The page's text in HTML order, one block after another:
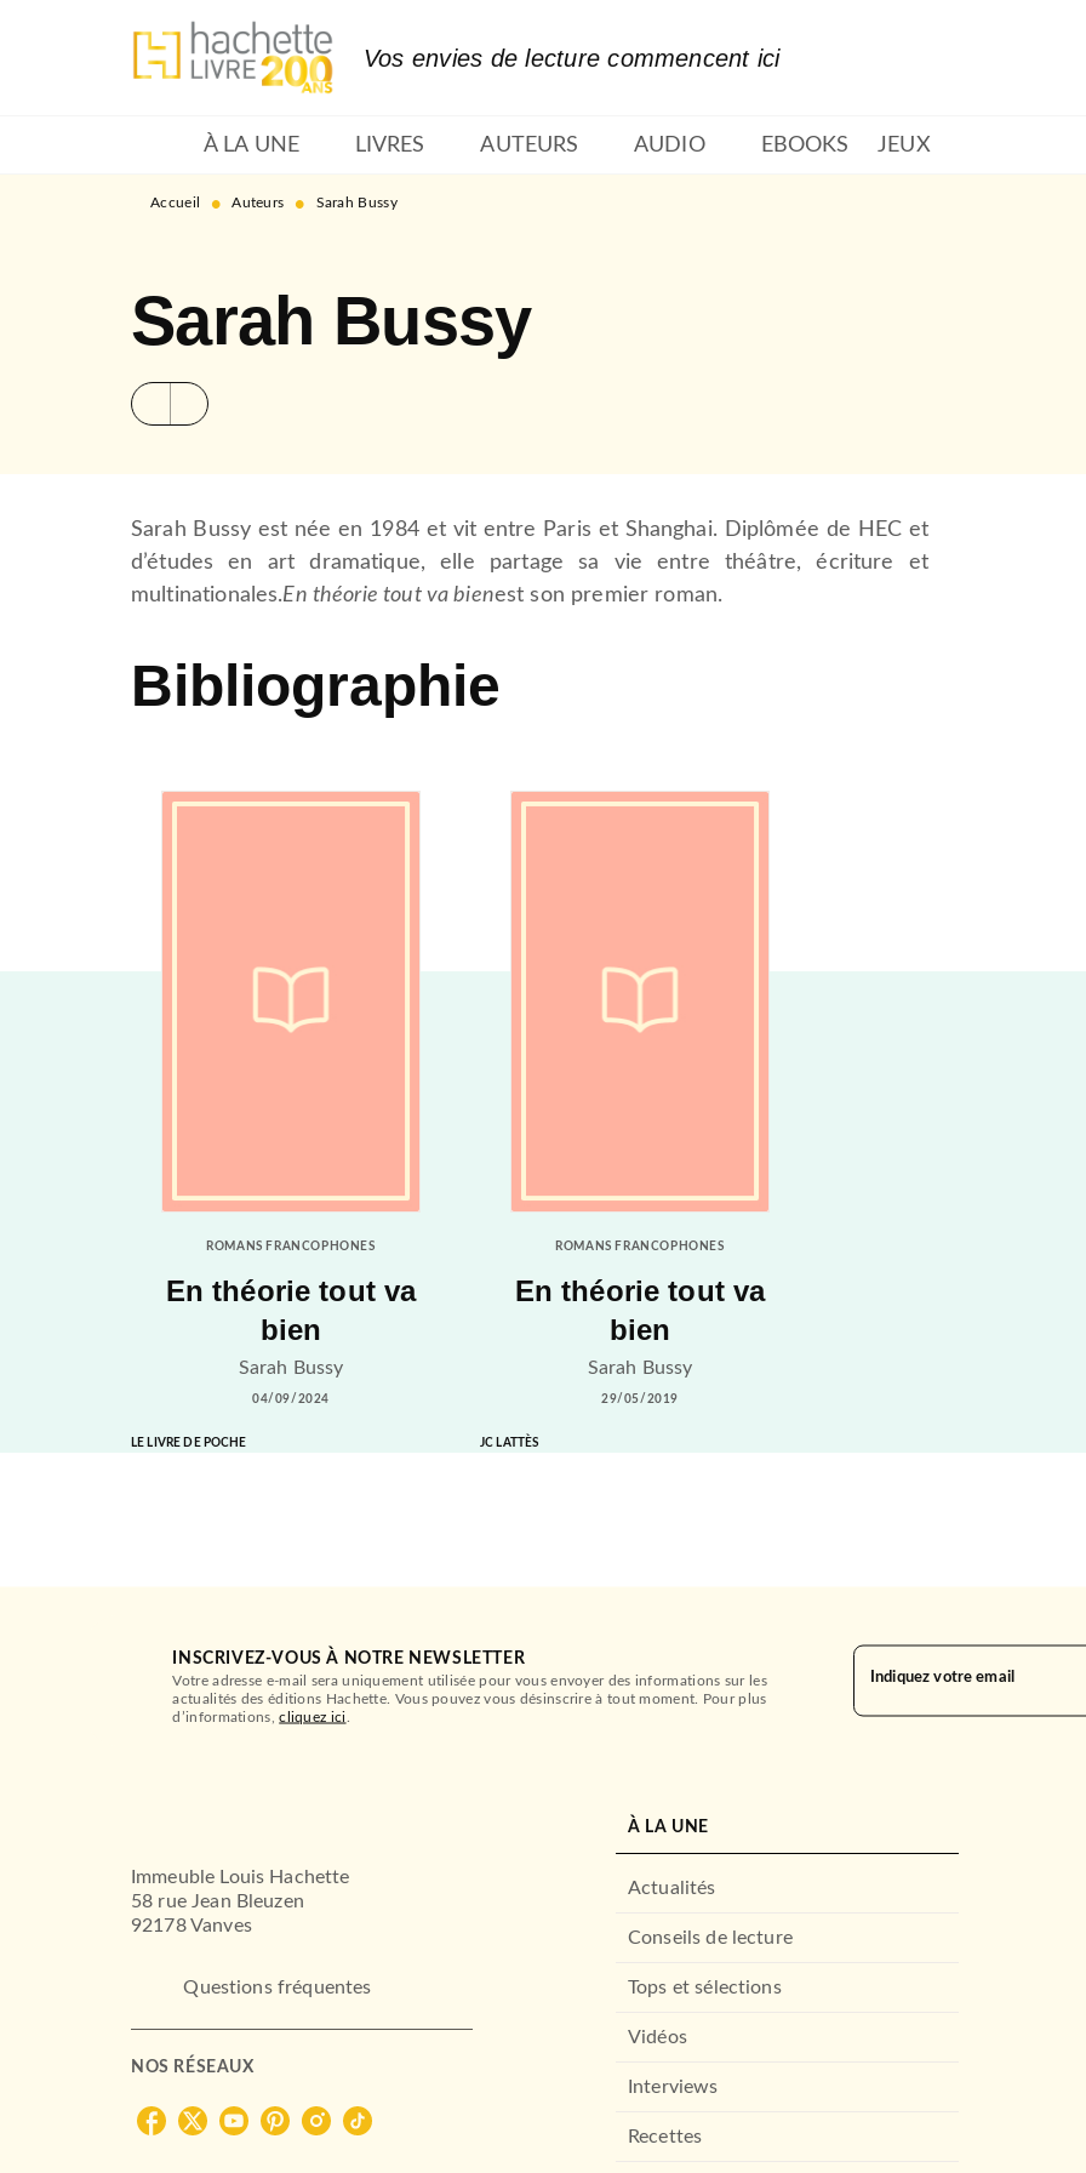
MENU RECHERCHE
Vos envies de lecture commencent ici
À LA UNE LIVRES AUTEURS AUDIO EBOOKS JEUX
Accueil • Auteurs • Sarah Bussy
Sarah Bussy
Sarah Bussy est née en 1984 et vit entre Paris et Shanghai. Diplômée de HEC et
d’études en art dramatique, elle partage sa vie entre théâtre, écriture et
multinationales.En théorie tout va bienest son premier roman.
Bibliographie
ROMANS FRANCOPHONES
En théorie tout va
bien
Sarah Bussy
04/09/2024
LE LIVRE DE POCHE
ROMANS FRANCOPHONES
En théorie tout va
bien
Sarah Bussy
29/05/2019
JC LATTÈS
INSCRIVEZ-VOUS À NOTRE NEWSLETTER
Votre adresse e-mail sera uniquement utilisée pour vous envoyer des informations sur les
actualités des éditions Hachette. Vous pouvez vous désinscrire à tout moment. Pour plus
d’informations,cliquez ici
Indiquez votre email
Immeuble Louis Hachette
58 rue Jean Bleuzen
92178 Vanves
Questions fréquentes
NOS RÉSEAUX
À LA UNE
Actualités
Conseils de lecture
Tops et sélections
Vidéos
Interviews
Recettes